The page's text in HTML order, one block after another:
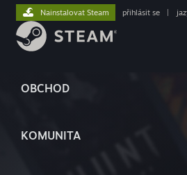
OBCHOD
KOMUNITA
Nainstalovat Steam přihlásit se